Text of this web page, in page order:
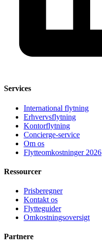
Services
International flytning
Erhvervsflytning
Kontorflytning
Concierge-service
Om os
Flytteomkostninger 2026
Ressourcer
Prisberegner
Kontakt os
Flytteguider
Omkostningsoversigt
Partnere